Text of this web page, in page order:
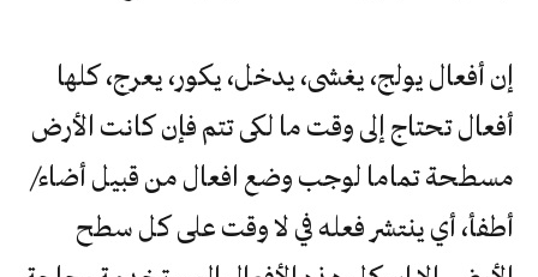
إن أفعال يولج، يغشى، يدخل، يكور، يعرج، كلها
أفعال تحتاج إلى وقت ما لكى تتم فإن كانت الأرض
مسطحة تماما لوجب وضع افعال من قبيل أضاء/
أطفأ، أي ينتشر فعله في لا وقت على كل سطح